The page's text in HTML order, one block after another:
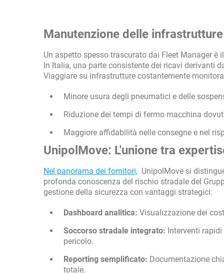
Manutenzione delle
Un aspetto spesso trascurato dai Fleet Manager è
In Italia, una parte consistente dei ricavi derivanti
Viaggiare su infrastrutture costantemente
Minore usura degli pneumatici e delle
Riduzione dei tempi di fermo macchina
Maggiore affidabilità nelle consegne e nel
UnipolMove: L'unione tra
Nel panorama dei fornitori, UnipolMove si
profonda conoscenza del rischio stradale del
gestione della sicurezza con vantaggi strategici:
Dashboard analitica: Visualizzazione dei
Soccorso stradale integrato: Interventi
pericolo.
Reporting semplificato: Documentazione
totale.